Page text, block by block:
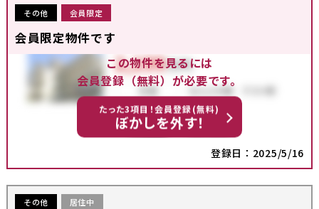
その他 会員限定
会員限定物件です
この物件を見るには
会員登録（無料）が必要です。
たった3項目！会員登録(無料)
ぼかしを外す！
登録日：2025/5/16
その他 居住中